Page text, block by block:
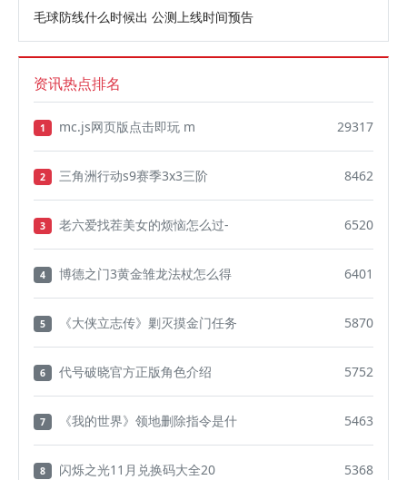
毛球防线什么时候出 公测上线时间预告
资讯热点排名
1 mc.js网页版点击即玩 m 29317
2 三角洲行动s9赛季3x3三阶 8462
3 老六爱找茬美女的烦恼怎么过- 6520
4 博德之门3黄金雏龙法杖怎么得 6401
5 《大侠立志传》剿灭摸金门任务 5870
6 代号破晓官方正版角色介绍 5752
7 《我的世界》领地删除指令是什 5463
8 闪烁之光11月兑换码大全20 5368